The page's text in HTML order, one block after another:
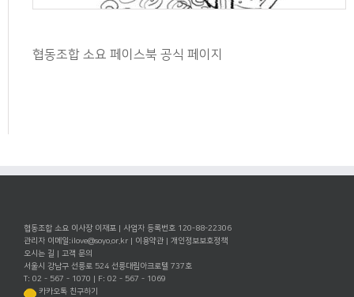
협동조합 소요 페이스북 공식 페이지
협동조합 소요 이사장 이재포 | 사업자 등록번호 120-88-22306
관리자 이메일:ilove@soyo.or.kr | 이용약관 | 개인정보보호정책
오시는 길 | 고객 문의
서울시 강남구 선릉로 524 선릉대림아크로텔 737호
T: 02 - 567 - 1070 | F: 02 - 567 - 1069
카카오톡 친구하기